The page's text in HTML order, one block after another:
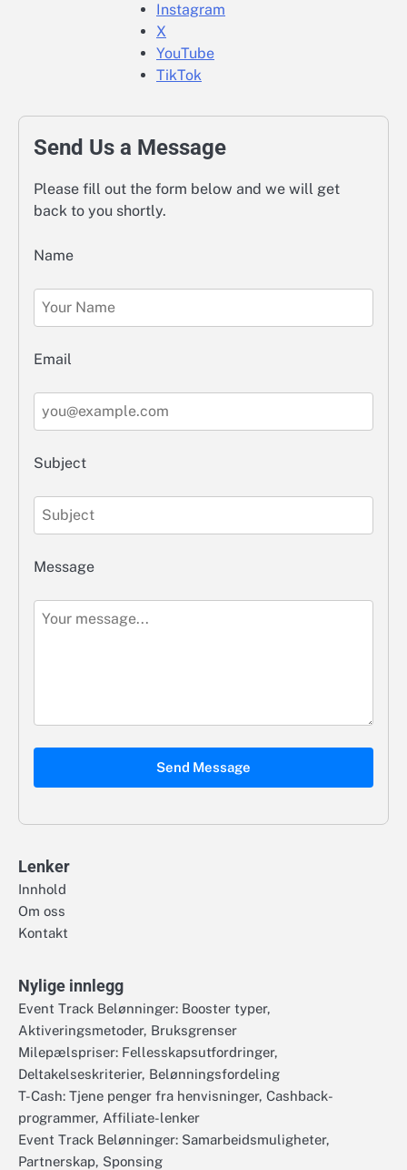
Instagram
X
YouTube
TikTok
Send Us a Message
Please fill out the form below and we will get
back to you shortly.
Name
Email
Subject
Message
Send Message
Lenker
Innhold
Om oss
Kontakt
Nylige innlegg
Event Track Belønninger: Booster typer,
Aktiveringsmetoder, Bruksgrenser
Milepælspriser: Fellesskapsutfordringer,
Deltakelseskriterier, Belønningsfordeling
T-Cash: Tjene penger fra henvisninger, Cashback-
programmer, Affiliate-lenker
Event Track Belønninger: Samarbeidsmuligheter,
Partnerskap, Sponsing